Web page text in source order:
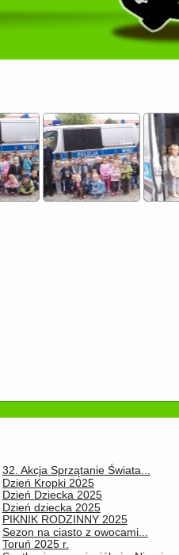
32. Akcja Sprzątanie Świata...
Dzień Kropki 2025
Dzień Dziecka 2025
Dzień dziecka 2025
PIKNIK RODZINNY 2025
Sezon na ciasto z owocami...
Toruń 2025 r.